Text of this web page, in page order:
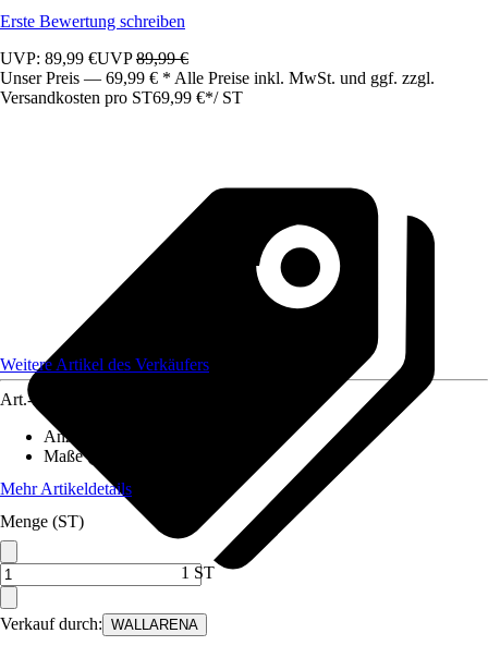
Erste Bewertung schreiben
UVP: 89,99 €UVP89,99 €
Unser Preis — 69,99 € * Alle Preise inkl. MwSt. und ggf. zzgl.
Versandkosten pro ST69,99 €*/ ST
Verkauf durch: WALLARENA
Weitere Artikel des Verkäufers
Art.-Nr.
Anzahl der Teile
Maße (BxH)
Mehr Artikeldetails
Menge (ST)
1 ST